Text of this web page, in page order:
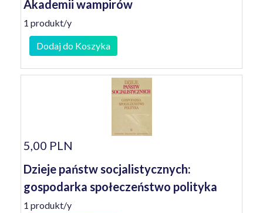
Akademii wampirów
1 produkt/y
Dodaj do Koszyka
5,00 PLN
Dzieje państw socjalistycznych:
gospodarka społeczeństwo polityka
1 produkt/y